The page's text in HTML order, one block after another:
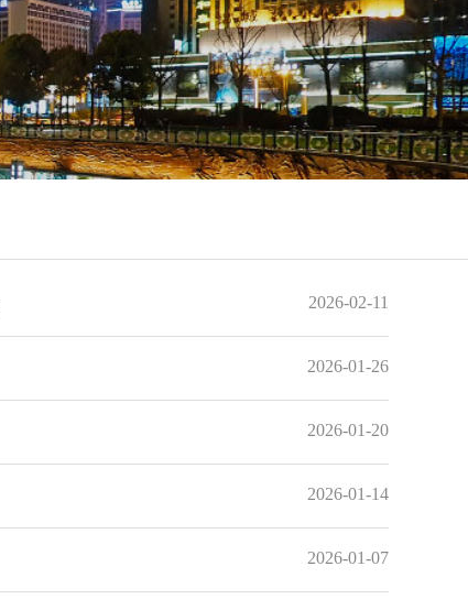
2026-02-11
2026-01-26
2026-01-20
2026-01-14
2026-01-07